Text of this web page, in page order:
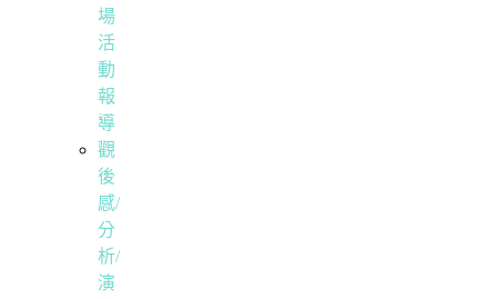
場
活
動
報
導
觀
後
感/
分
析/
演